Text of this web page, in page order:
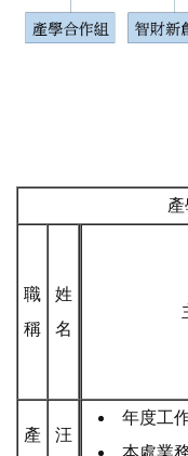
職
稱
姓
名
產
汪
年度工
本處業